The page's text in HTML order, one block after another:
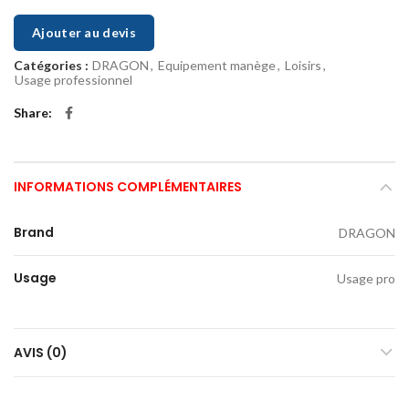
Ajouter au devis
Catégories : DRAGON, Equipement manège, Loisirs,
Usage professionnel
Share
INFORMATIONS COMPLÉMENTAIRES
Brand DRAGON
Usage Usage pro
AVIS (0)